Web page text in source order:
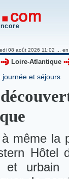
08 août 2026 11:02 ...
Loire-Atlantique
journée et séjours
même la
Hôtel
et urbain